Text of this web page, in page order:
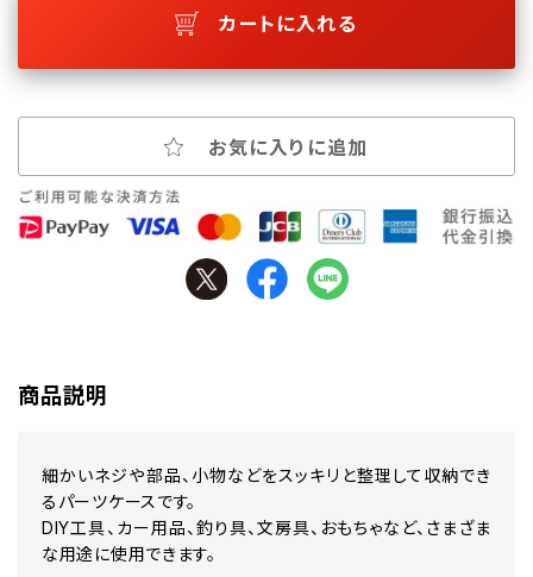
カートに入れる
お気に入りに追加
商品説明
細かいネジや部品、小物などをスッキリと整理して収納でき
るパーツケースです。
DIY工具、カー用品、釣り具、文房具、おもちゃなど、さまざま
な用途に使用できます。